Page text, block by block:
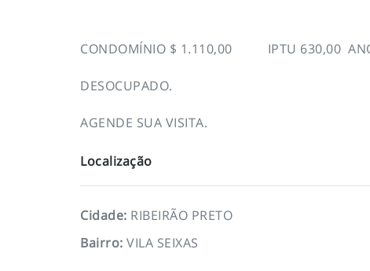
CONDOMÍNIO $ 1.110,00 IPTU 630,00
DESOCUPADO.
AGENDE SUA VISITA.
Localização
Cidade: RIBEIRÃO PRETO
Bairro: VILA SEIXAS